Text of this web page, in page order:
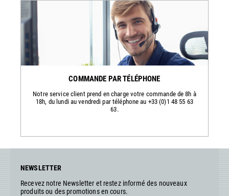
COMMANDE PAR TÉLÉPHONE
Notre service client prend en charge votre commande de 8h à
18h, du lundi au vendredi par téléphone au +33 (0)1 48 55 63
63.
NEWSLETTER
Recevez notre Newsletter et restez informé des nouveaux
produits ou des promotions en cours.